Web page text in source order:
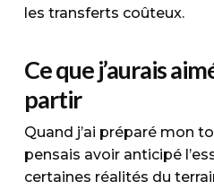
les transferts coûteux.
Ce que j’aurais
partir
Quand j’ai préparé mon
pensais avoir anticipé
certaines réalités du